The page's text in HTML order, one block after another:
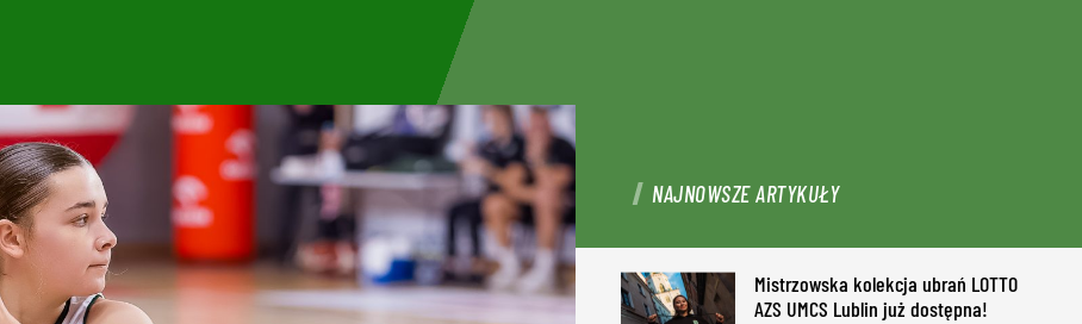
NAJNOWSZE ARTYKUŁY
Mistrzowska kolekcja ubrań LOTTO
AZS UMCS Lublin już dostępna!